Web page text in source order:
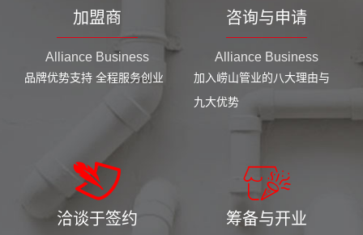
加盟商
Alliance Business
品牌优势支持 全程服务创业
咨询与申请
Alliance Business
加入崂山管业的八大理由与
九大优势
洽谈于签约 筹备与开业